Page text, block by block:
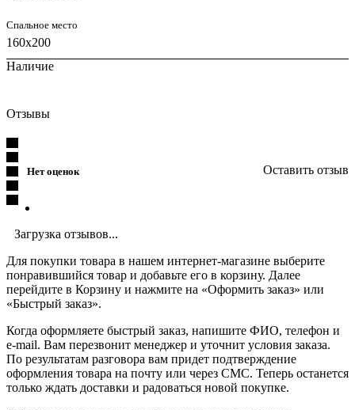
Спальное место
160x200
Наличие
Отзывы
Нет оценок Оставить отзыв
Загрузка отзывов...
Для покупки товара в нашем интернет-магазине выберите
понравившийся товар и добавьте его в корзину. Далее
перейдите в Корзину и нажмите на «Оформить заказ» или
«Быстрый заказ».
Когда оформляете быстрый заказ, напишите ФИО, телефон и
e-mail. Вам перезвонит менеджер и уточнит условия заказа.
По результатам разговора вам придет подтверждение
оформления товара на почту или через СМС. Теперь останется
только ждать доставки и радоваться новой покупке.